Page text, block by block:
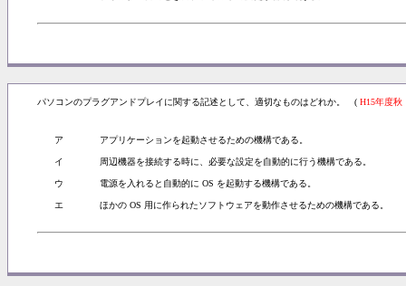
パソコンのプラグアンドプレイに関する記述として、適切なものはどれか。 ( H15年度
ア アプリケーションを起動させるための機構である。
イ 周辺機器を接続する時に、必要な設定を自動的に行う機構である。
ウ 電源を入れると自動的に OS を起動する機構である。
エ ほかの OS 用に作られたソフトウェアを動作させるための機構である。